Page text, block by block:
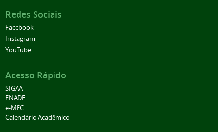
Redes Sociais
Facebook
Instagram
YouTube
Acesso Rápido
SIGAA
ENADE
e-MEC
Calendário Acadêmico